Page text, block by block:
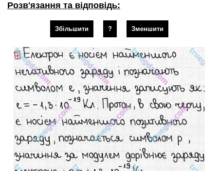
Розв'язання та відповідь:
Збільшити ? Зменшити